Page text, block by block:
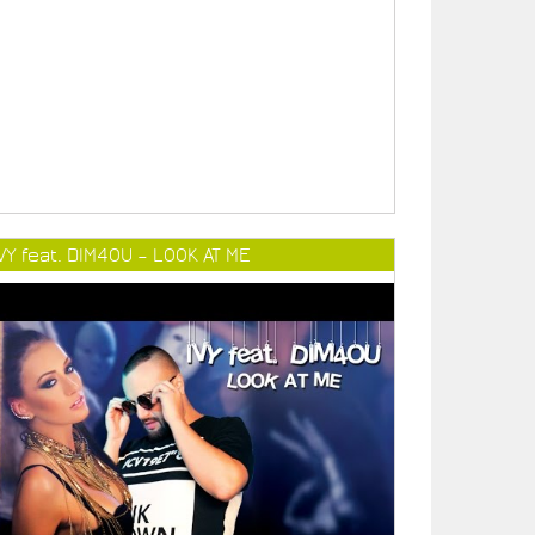
feat. DIM4OU – LOOK AT ME